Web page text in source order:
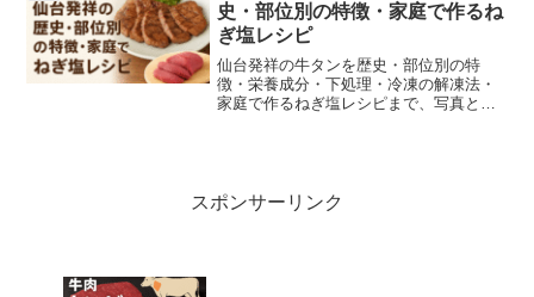
史・部位別の特徴・家庭で作るね
ぎ塩レシピ
仙台発祥の牛タンを歴史・部位別の特
徴・栄養成分・下処理・冷凍の解凍法・
家庭で作るねぎ塩レシピまで、写真と表
スポンサーリンク